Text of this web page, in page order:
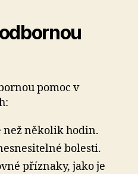
pomoc v
než několik hodin.
bolesti.
příznaky, jako je